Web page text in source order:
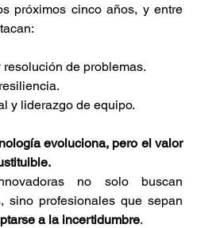
próximos cinco años, y entre
de problemas.
y liderazgo de equipo.
evoluciona, pero el valor
no solo buscan
a la incertidumbre.